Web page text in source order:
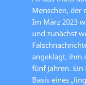
Menschen, der
Im März 2023
und zunächst
angeklagt, ihm
fünf Jahren.
Basis eines